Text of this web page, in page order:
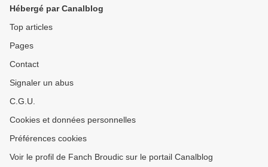
Hébergé par Canalblog
Top articles
Pages
Contact
Signaler un abus
C.G.U.
Cookies et données personnelles
Préférences cookies
Voir le profil de Fanch Broudic sur le portail Canalblog